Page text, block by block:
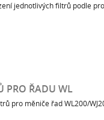
jednotlivých filtrů podle
PRO ŘADU WL
pro měniče řad WL200/